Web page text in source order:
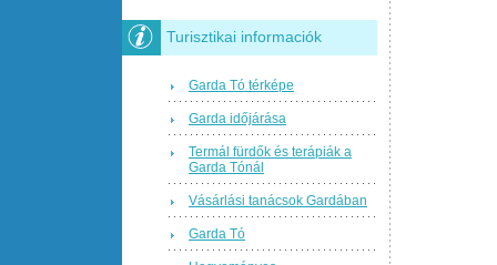
Turisztikai informaciók
Garda Tó térképe
Garda időjárása
Termál fürdők és terápiák a
Garda Tónál
Vásárlási tanácsok Gardában
Garda Tó